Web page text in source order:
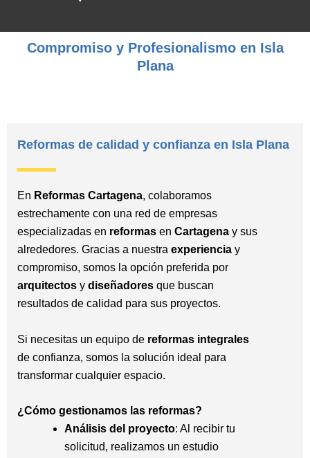
Compromiso y Profesionalismo en Isla
Plana
Reformas de calidad y confianza en Isla Plana
En Reformas Cartagena, colaboramos
estrechamente con una red de empresas
especializadas en reformas en Cartagena y sus
alrededores. Gracias a nuestra experiencia y
compromiso, somos la opción preferida por
arquitectos y diseñadores que buscan
resultados de calidad para sus proyectos.
Si necesitas un equipo de reformas integrales
de confianza, somos la solución ideal para
transformar cualquier espacio.
¿Cómo gestionamos las reformas?
Análisis del proyecto: Al recibir tu
solicitud, realizamos un estudio